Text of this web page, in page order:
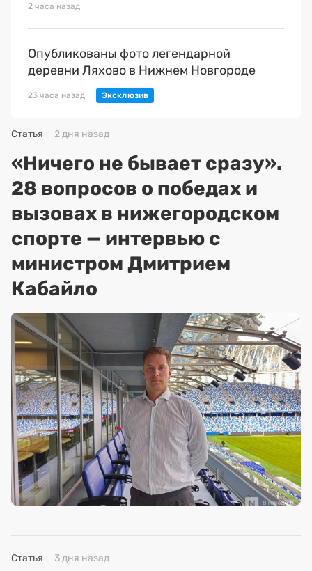
2 часа назад
Опубликованы фото легендарной
деревни Ляхово в Нижнем Новгороде
23 часа назад
Статья 2 дня назад
«Ничего не бывает сразу».
28 вопросов о победах и
вызовах в нижегородском
спорте — интервью с
министром Дмитрием
Кабайло
Статья 3 дня назад